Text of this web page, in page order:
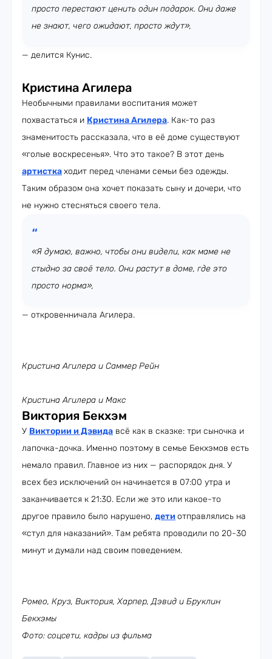
просто перестают ценить один подарок. Они даже
не знают, чего ожидают, просто ждут»,
— делится Кунис.
Кристина Агилера
Необычными правилами воспитания может
похвастаться и Кристина Агилера. Как-то раз
знаменитость рассказала, что в её доме существуют
«голые воскресенья». Что это такое? В этот день
артисткаходит перед членами семьи без одежды.
Таким образом она хочет показать сыну и дочери, что
не нужно стесняться своего тела.
«Я думаю, важно, чтобы они видели, как маме не
стыдно за своё тело. Они растут в доме, где это
просто норма»,
— откровенничала Агилера.
Кристина Агилера и Саммер Рейн
Кристина Агилера и Макс
Виктория Бекхэм
У Виктории и Дэвида всё как в сказке: три сыночка и
лапочка-дочка. Именно поэтому в семье Бекхэмов есть
немало правил. Главное из них — распорядок дня. У
всех без исключений он начинается в 07:00 утра и
заканчивается к 21:30. Если же это или какое-то
другое правило было нарушено, дети отправлялись на
«стул для наказаний». Там ребята проводили по 20-30
минут и думали над своим поведением.
Ромео, Круз, Виктория, Харпер, Дэвид и Бруклин
Бекхэмы
Фото: соцсети, кадры из фильма